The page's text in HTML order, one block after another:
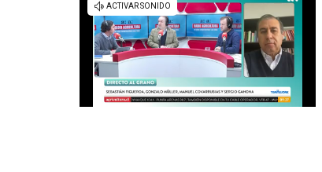
Universidad de Chile
Sustentabilidad